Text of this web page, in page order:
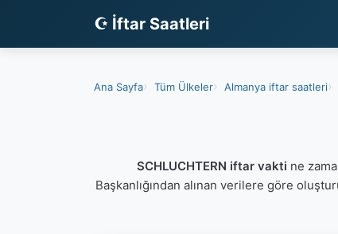
☪ İftar Saatleri
Ana Sayfa Tüm Ülkeler Almanya iftar saatleri
SCHLUCHTERN iftar vakti ne
Başkanlığından alınan verilere göre